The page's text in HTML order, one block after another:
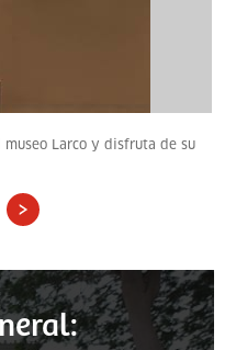
Larco y disfruta de su
›